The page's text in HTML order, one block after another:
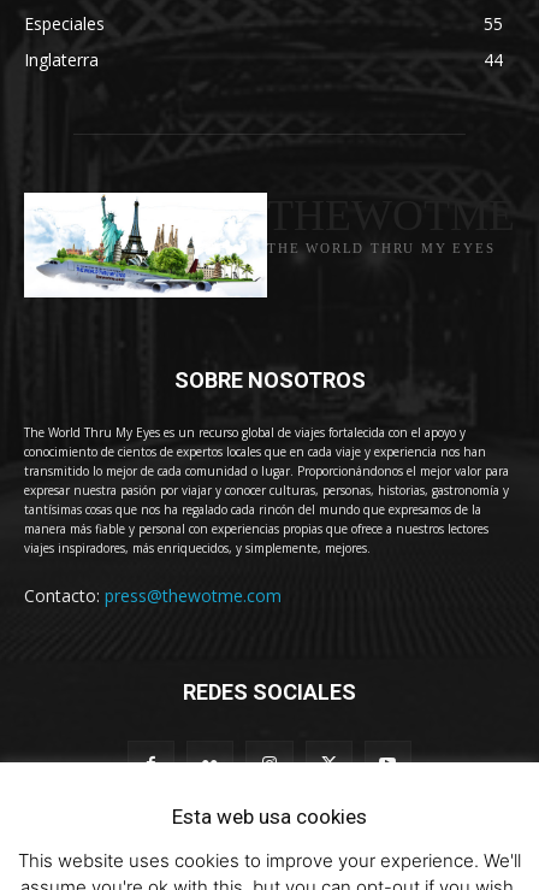
Especiales
55
Inglaterra
44
THE WORLD THRU MY EYES
SOBRE NOSOTROS
The World Thru My Eyes es un recurso global de viajes fortalecida con el apoyo y
conocimiento de cientos de expertos locales que en cada viaje y experiencia nos han
transmitido lo mejor de cada comunidad o lugar. Proporcionándonos el mejor valor para
expresar nuestra pasión por viajar y conocer culturas, personas, historias, gastronomía y
tantísimas cosas que nos ha regalado cada rincón del mundo que expresamos de la
manera más fiable y personal con experiencias propias que ofrece a nuestros lectores
viajes inspiradores, más enriquecidos, y simplemente, mejores.
Contacto: press@thewotme.com
REDES SOCIALES
© 2011-2023 The World Thru My Eyes - Travel Magazine (Versión 4.0)
Esta web usa cookies
This website uses cookies to improve your experience. We'll